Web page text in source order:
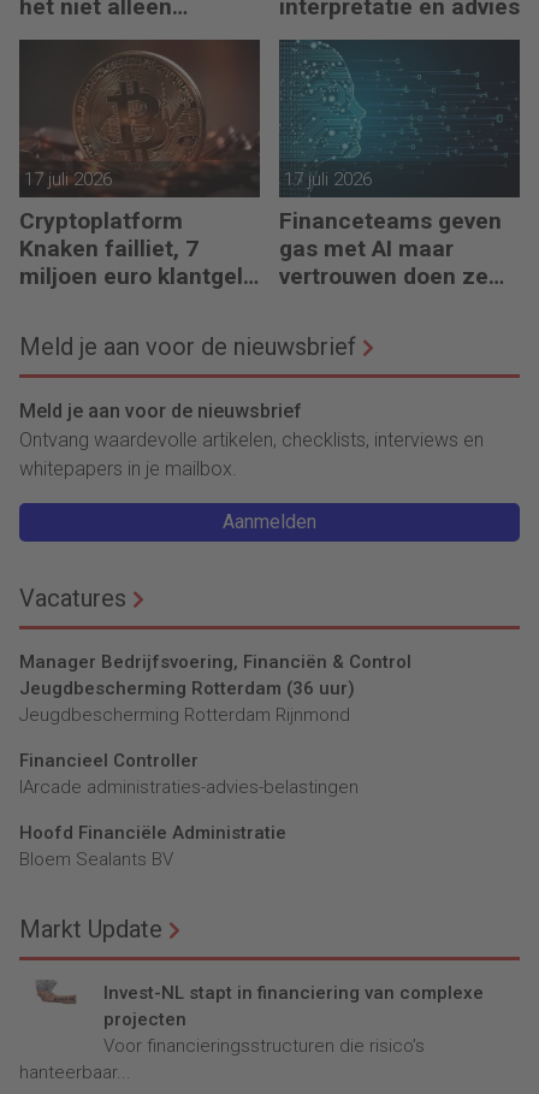
het niet alleen
meedenkt, maar ook
interpretatie en advies
17 juli 2026
Cryptoplatform
Knaken failliet, 7
miljoen euro klantgeld
17 juli 2026
Financeteams geven
gas met AI maar
vertrouwen doen ze
Meld je aan voor de nieuwsbrief
Meld je aan voor de nieuwsbrief
Ontvang waardevolle artikelen, checklists, interviews en
whitepapers in je mailbox.
Aanmelden
Vacatures
Manager Bedrijfsvoering, Financiën & Control
Jeugdbescherming Rotterdam (36 uur)
Jeugdbescherming Rotterdam Rijnmond
Financieel Controller
lArcade administraties-advies-belastingen
Hoofd Financiële Administratie
Bloem Sealants BV
Markt Update
Invest-NL stapt in financiering van complexe
projecten
Voor financieringsstructuren die risico’s
hanteerbaar...